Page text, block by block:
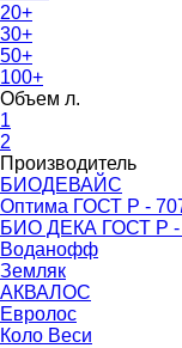
20+
30+
50+
100+
Объем л.
1
2
Производитель
БИОДЕВАЙС
Оптима ГОСТ Р -
БИО ДЕКА ГОСТ Р -
Воданофф
Земляк
АКВАЛОС
Евролос
Коло Веси